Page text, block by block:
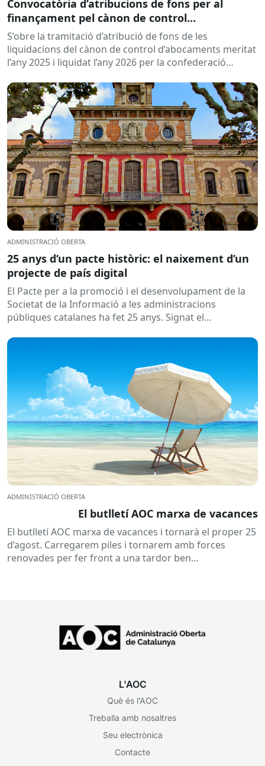
Convocatòria d’atribucions de fons per al
finançament pel cànon de control
d’abocaments meritat l’any 2025 i liquidat l’any
2026
S’obre la tramitació d’atribució de fons de les
liquidacions del cànon de control d’abocaments meritat
l’any 2025 i liquidat l’any 2026 per la confederació
ADMINISTRACIÓ OBERTA
25 anys d’un pacte històric: el naixement d’un
projecte de país digital
El Pacte per a la promoció i el desenvolupament de la
Societat de la Informació a les administracions
públiques catalanes ha fet 25 anys. Signat el...
ADMINISTRACIÓ OBERTA
El butlletí AOC marxa de vacances
El butlletí AOC marxa de vacances i tornarà el proper 25
d’agost. Carregarem piles i tornarem amb forces
renovades per fer front a una tardor ben...
L'AOC
Què és l’AOC
Treballa amb nosaltres
Seu electrònica
Contacte